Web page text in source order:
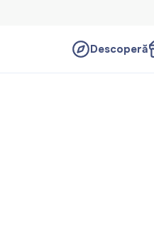
Descoperă